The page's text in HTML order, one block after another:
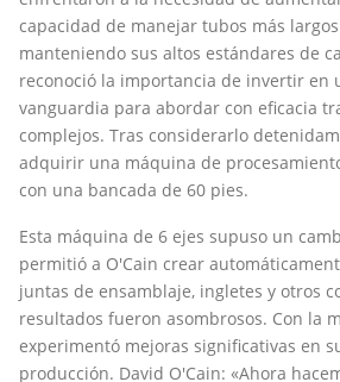
capacidad de manejar tubos más
manteniendo sus altos estándares de
reconoció la importancia de invertir en
vanguardia para abordar con eficacia
complejos. Tras considerarlo
adquirir una máquina de
con una bancada de 60 pies.
Esta máquina de 6 ejes supuso un
permitió a O'Cain crear
juntas de ensamblaje, ingletes y otros
resultados fueron asombrosos. Con la
experimentó mejoras significativas en
producción. David O'Cain: «Ahora